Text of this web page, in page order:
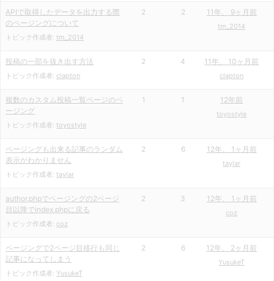
APIで取得したデータを出力する際
のページングについて
トピック作成者: tm_2014
2 2 11年、 9ヶ月前
tm_2014
投稿の一部を抜き出す方法
トピック作成者: clapton
2 4 11年、 10ヶ月前
clapton
複数のカスタム投稿一覧ページのペ
ージング
トピック作成者: toyostyle
1 1 12年前
toyostyle
ページングも出来る記事のランダム
表示がわかりません
トピック作成者: taylar
2 6 12年、 1ヶ月前
taylar
author.phpでページングの2ページ
目以降でindex.phpに戻る
トピック作成者: coz
2 3 12年、 1ヶ月前
coz
ページングで2ページ目移行も同じ
記事になってしまう
トピック作成者: YusukeT
2 6 12年、 2ヶ月前
YusukeT